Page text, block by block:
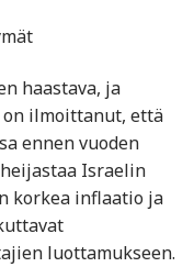
haastava, ja
ilmoittanut, että
ennen vuoden
Israelin
korkea inflaatio ja
luottamukseen.